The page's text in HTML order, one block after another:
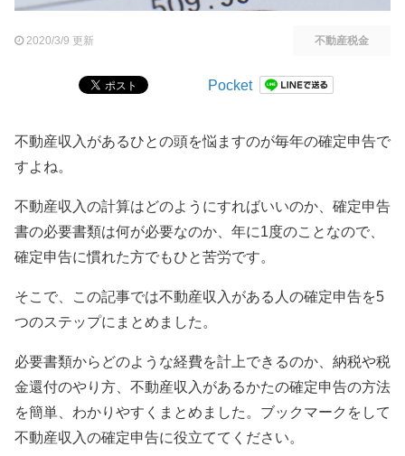
2020/3/9 更新 不動産税金
Pocket
不動産収入があるひとの頭を悩ますのが毎年の確定申告で
すよね。
不動産収入の計算はどのようにすればいいのか、確定申告
書の必要書類は何が必要なのか、年に1度のことなので、
確定申告に慣れた方でもひと苦労です。
そこで、この記事では不動産収入がある人の確定申告を5
つのステップにまとめました。
必要書類からどのような経費を計上できるのか、納税や税
金還付のやり方、不動産収入があるかたの確定申告の方法
を簡単、わかりやすくまとめました。ブックマークをして
不動産収入の確定申告に役立ててください。